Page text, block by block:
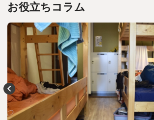
お役立ちコラム